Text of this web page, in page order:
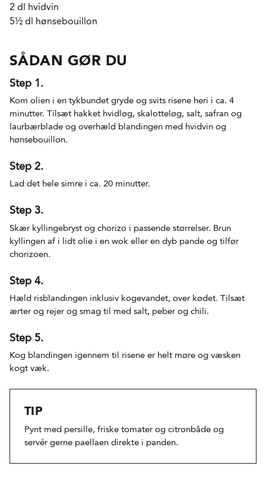
2 dl hvidvin
5½ dl hønsebouillon
SÅDAN GØR DU
Step 1.
Kom olien i en tykbundet gryde og svits risene heri i ca. 4
minutter. Tilsæt hakket hvidløg, skalotteløg, salt, safran og
laurbærblade og overhæld blandingen med hvidvin og
hønsebouillon.
Step 2.
Lad det hele simre i ca. 20 minutter.
Step 3.
Skær kyllingebryst og chorizo i passende størrelser. Brun
kyllingen af i lidt olie i en wok eller en dyb pande og tilfør
chorizoen.
Step 4.
Hæld risblandingen inklusiv kogevandet, over kødet. Tilsæt
ærter og rejer og smag til med salt, peber og chili.
Step 5.
Kog blandingen igennem til risene er helt møre og væsken
kogt væk.
TIP
Pynt med persille, friske tomater og citronbåde og
servér gerne paellaen direkte i panden.